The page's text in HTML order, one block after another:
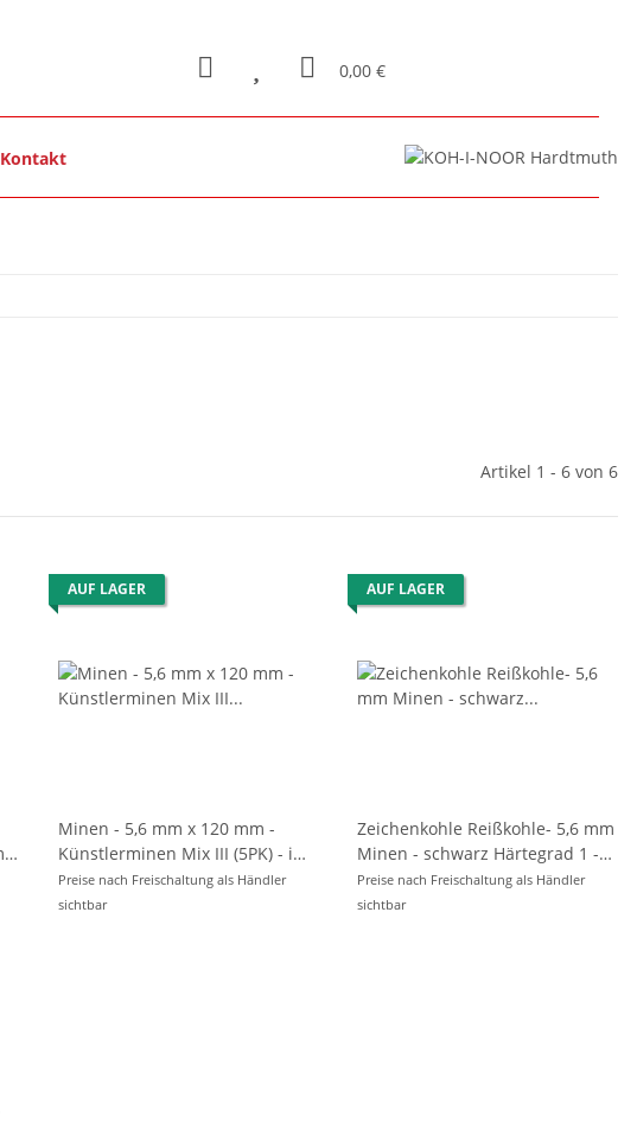
0,00 €
Kontakt
Artikel 1 - 6 von 6
AUF LAGER
Minen - 5,6 mm x 120 mm -
Künstlerminen Mix III (5PK) - im
6er Pack
Preise nach Freischaltung als Händler
sichtbar
AUF LAGER
Zeichenkohle Reißkohle- 5,6 mm
Minen - schwarz Härtegrad 1 -
im 6er Pack
Preise nach Freischaltung als Händler
sichtbar